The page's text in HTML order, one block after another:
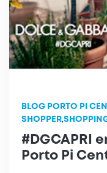
BLOG PORTO PI
SHOPPER,
#DGCAPRI
Porto Pi